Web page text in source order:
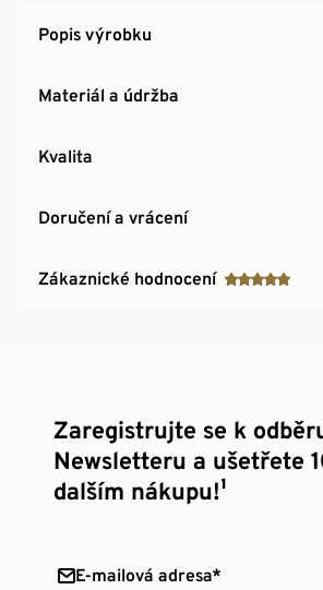
Popis výrobku
Materiál a údržba
Kvalita
Doručení a vrácení
Zákaznické hodnocení
Zaregistrujte se k
Newsletteru a ušetřete
dalším nákupu!¹
E-mailová adresa*